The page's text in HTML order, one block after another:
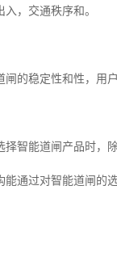
，交通秩序和。
的稳定性和性，用
智能道闸产品时，
通过对智能道闸的